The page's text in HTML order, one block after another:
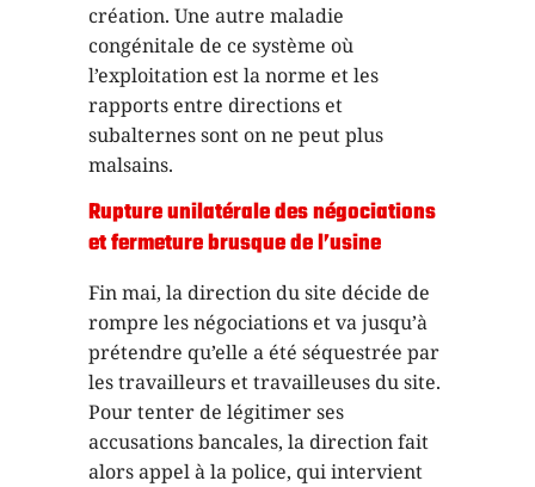
création. Une autre maladie
congénitale de ce système où
l’exploitation est la norme et les
rapports entre directions et
subalternes sont on ne peut plus
malsains.
Rupture unilatérale des négociations
et fermeture brusque de l’usine
Fin mai, la direction du site décide de
rompre les négociations et va jusqu’à
prétendre qu’elle a été séquestrée par
les travailleurs et travailleuses du site.
Pour tenter de légitimer ses
accusations bancales, la direction fait
alors appel à la police, qui intervient